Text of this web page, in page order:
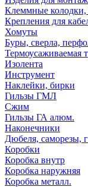
Клеммные
Крепления для
Хомуты
Буры, сверла,
Термоусаживаемая
Изолента
Инструмент
Наклейки, бирки
Гильзы ГМЛ
Сжим
Гильзы ГА алюм.
Наконечники
Дюбеля, саморезы,
Коробки
Коробка внутр
Коробка наружняя
Коробка металл.